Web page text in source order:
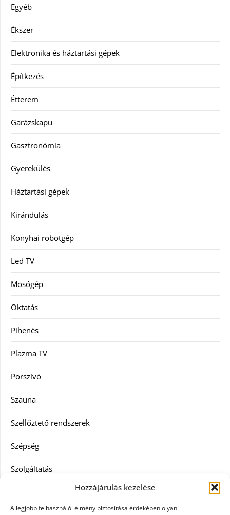
Hozzájárulás kezelése
A legjobb felhasználói élmény biztosítása érdekében olyan
Egyéb
Ékszer
Elektronika és háztartási gépek
Építkezés
Étterem
Garázskapu
Gasztronómia
Gyerekülés
Háztartási gépek
Kirándulás
Konyhai robotgép
Led TV
Mosógép
Oktatás
Pihenés
Plazma TV
Porszívó
Szauna
Szellőztető rendszerek
Szépség
Szolgáltatás